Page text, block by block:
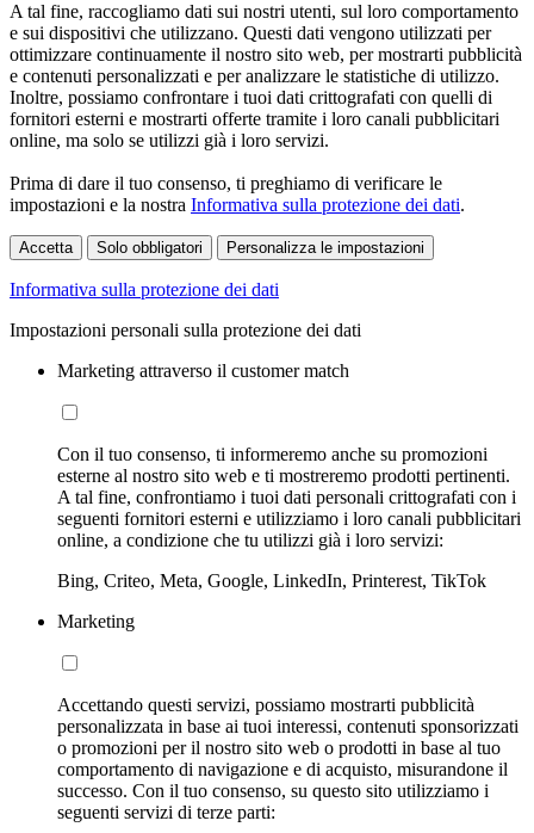
A tal fine, raccogliamo dati sui nostri utenti, sul loro comportamento
e sui dispositivi che utilizzano. Questi dati vengono utilizzati per
ottimizzare continuamente il nostro sito web, per mostrarti pubblicità
e contenuti personalizzati e per analizzare le statistiche di utilizzo.
Inoltre, possiamo confrontare i tuoi dati crittografati con quelli di
fornitori esterni e mostrarti offerte tramite i loro canali pubblicitari
online, ma solo se utilizzi già i loro servizi.
Prima di dare il tuo consenso, ti preghiamo di verificare le
impostazioni e la nostra Informativa sulla protezione dei dati.
Accetta Solo obbligatori Personalizza le impostazioni
Informativa sulla protezione dei dati
Impostazioni personali sulla protezione dei dati
Marketing attraverso il customer match
Con il tuo consenso, ti informeremo anche su promozioni
esterne al nostro sito web e ti mostreremo prodotti pertinenti.
A tal fine, confrontiamo i tuoi dati personali crittografati con i
seguenti fornitori esterni e utilizziamo i loro canali pubblicitari
online, a condizione che tu utilizzi già i loro servizi:
Bing, Criteo, Meta, Google, LinkedIn, Printerest, TikTok
Marketing
Accettando questi servizi, possiamo mostrarti pubblicità
personalizzata in base ai tuoi interessi, contenuti sponsorizzati
o promozioni per il nostro sito web o prodotti in base al tuo
comportamento di navigazione e di acquisto, misurandone il
successo. Con il tuo consenso, su questo sito utilizziamo i
seguenti servizi di terze parti: